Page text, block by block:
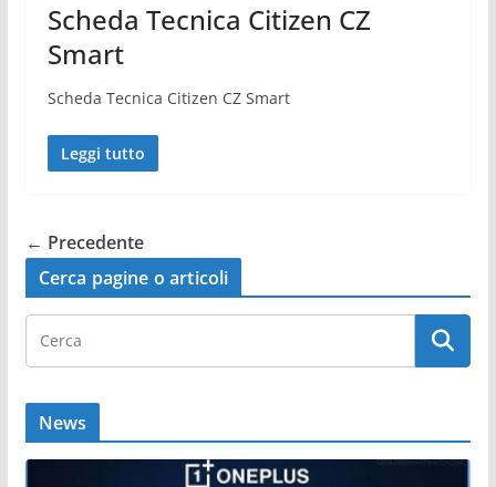
Scheda Tecnica Citizen CZ
Smart
Scheda Tecnica Citizen CZ Smart
Leggi tutto
← Precedente
Cerca pagine o articoli
News